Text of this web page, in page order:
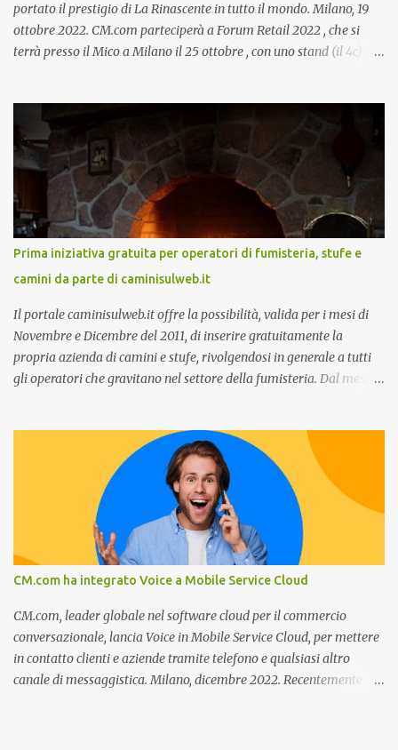
portato il prestigio di La Rinascente in tutto il mondo. Milano, 19
ottobre 2022. CM.com parteciperà a Forum Retail 2022 , che si
terrà presso il Mico a Milano il 25 ottobre , con uno stand (il 4c) e
tramite WhatsApp Business ”. Il primo appuntamento è per le ore
14:30 con Cristina Parigi, Country Manager di CM.com Italia, che
terrà una presentazione dal titolo:” Il presente e futuro del
Customer care omnicanale: come incontrare le aspettative dei
clienti ”. I punti che verranno affrontati sono il Customer care, lo
stato dell’arte e i punti di miglioramento, quali i molteplici canali di
comunicazione e quali utilizzare in ottica di miglioramento, le
previsioni da oggi al 2030 su come rispondere alle aspettative del
c...
Prima iniziativa gratuita per operatori di fumisteria, stufe e
camini da parte di caminisulweb.it
Il portale caminisulweb.it offre la possibilità, valida per i mesi di
Novembre e Dicembre del 2011, di inserire gratuitamente la
propria azienda di camini e stufe, rivolgendosi in generale a tutti
gli operatori che gravitano nel settore della fumisteria. Dal mese di
impianti di riscaldamento, stufe e camini, e fumisteria in generale
offre la registrazione gratuita a vantaggio di tutte le aziende
operanti nel settore. E’ possibile infatti all’interno del sito inserire
gratuitamente i propri dati aziendali, indirizzi, recapiti, recensione
(che verrà corretta, migliorata e modificata all’occorrenza da
redattori specializzati), immagini dei prodotti e fino a un massimo
di 5 servizi e prodotti specificandone uno o più principali. Le
aziende vengono ordinate all’interno delle varie categorie in base a
un algoritmo di ordina...
CM.com ha integrato Voice a Mobile Service Cloud
CM.com, leader globale nel software cloud per il commercio
conversazionale, lancia Voice in Mobile Service Cloud, per mettere
in contatto clienti e aziende tramite telefono e qualsiasi altro
canale di messaggistica. Milano, dicembre 2022. Recentemente